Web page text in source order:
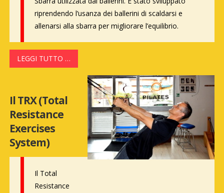
riprendendo l’usanza dei ballerini di scaldarsi e
allenarsi alla sbarra per migliorare l’equilibrio.
LEGGI TUTTO …
Il TRX (Total
Resistance
Exercises
System)
Il Total
Resistance